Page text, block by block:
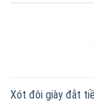
Xót đôi giày đắt